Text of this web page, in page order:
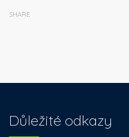
SHARE
Důležité odkazy